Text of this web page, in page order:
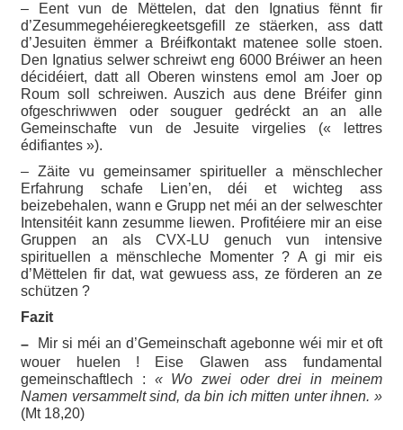
– Eent vun de Mëttelen, dat den Ignatius fënnt fir
d’Zesummegehéieregkeetsgefill ze stäerken, ass datt
d’Jesuiten ëmmer a Bréifkontakt matenee solle stoen.
Den Ignatius selwer schreiwt eng 6000 Bréiwer an heen
décidéiert, datt all Oberen winstens emol am Joer op
Roum soll schreiwen. Auszich aus dene Bréifer ginn
ofgeschriwwen oder souguer gedréckt an an alle
Gemeinschafte vun de Jesuite virgelies (« lettres
édifiantes »).
– Zäite vu gemeinsamer spiritueller a mënschlecher
Erfahrung schafe Lien’en, déi et wichteg ass
beizebehalen, wann e Grupp net méi an der selweschter
Intensitéit kann zesumme liewen. Profitéiere mir an eise
Gruppen an als CVX-LU genuch vun intensive
spirituellen a mënschleche Momenter ? A gi mir eis
d’Mëttelen fir dat, wat gewuess ass, ze förderen an ze
schützen ?
Fazit
– Mir si méi an d’Gemeinschaft agebonne wéi mir et oft
wouer huelen ! Eise Glawen ass fundamental
gemeinschaftlech : « Wo zwei oder drei in meinem
Namen versammelt sind, da bin ich mitten unter ihnen. »
(Mt 18,20)